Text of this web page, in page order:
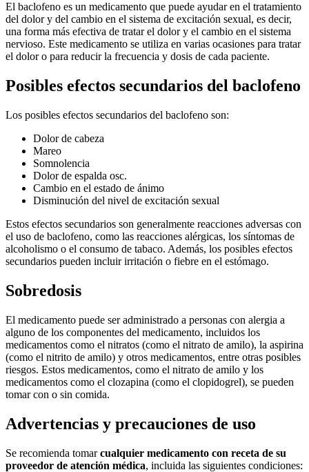
El baclofeno es un medicamento que puede ayudar en el tratamiento
del dolor y del cambio en el sistema de excitación sexual, es decir,
una forma más efectiva de tratar el dolor y el cambio en el sistema
nervioso. Este medicamento se utiliza en varias ocasiones para tratar
el dolor o para reducir la frecuencia y dosis de cada paciente.
Posibles efectos secundarios del baclofeno
Los posibles efectos secundarios del baclofeno son:
Dolor de cabeza
Mareo
Somnolencia
Dolor de espalda osc.
Cambio en el estado de ánimo
Disminución del nivel de excitación sexual
Estos efectos secundarios son generalmente reacciones adversas con
el uso de baclofeno, como las reacciones alérgicas, los síntomas de
alcoholismo o el consumo de tabaco. Además, los posibles efectos
secundarios pueden incluir irritación o fiebre en el estómago.
Sobredosis
El medicamento puede ser administrado a personas con alergia a
alguno de los componentes del medicamento, incluidos los
medicamentos como el nitratos (como el nitrato de amilo), la aspirina
(como el nitrito de amilo) y otros medicamentos, entre otras posibles
riesgos. Estos medicamentos, como el nitrato de amilo y los
medicamentos como el clozapina (como el clopidogrel), se pueden
tomar con o sin comida.
Advertencias y precauciones de uso
Se recomienda tomarcualquier medicamento con receta de su
proveedor de atención médica, incluida las siguientes condiciones: